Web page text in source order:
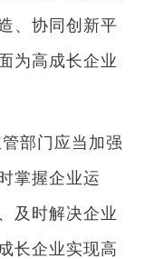
、协同创新平
为高成长企业
部门应当加强
掌握企业运
及时解决企业
长企业实现高